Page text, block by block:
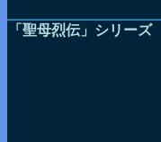
「聖母烈伝」シリーズ